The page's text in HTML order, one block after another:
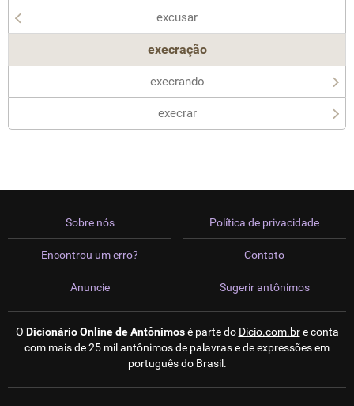
excusar
execração
execrando
execrar
Sobre nós
Encontrou um erro?
Anuncie
Política de privacidade
Contato
Sugerir antônimos
O Dicionário Online de Antônimosé parte do Dicio.com.bre conta
com mais de 25 mil antônimos de palavras e de expressões em
português do Brasil.